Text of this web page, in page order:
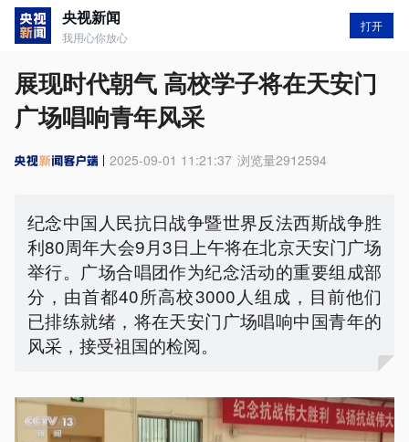
央视新闻
我用心你放心
打开
展现时代朝气 高校学子将在天安门
广场唱响青年风采
2025-09-01 11:21:37 浏览量2912594
纪念中国人民抗日战争暨世界反法西斯战争胜
利80周年大会9月3日上午将在北京天安门广场
举行。广场合唱团作为纪念活动的重要组成部
分，由首都40所高校3000人组成，目前他们
已排练就绪，将在天安门广场唱响中国青年的
风采，接受祖国的检阅。